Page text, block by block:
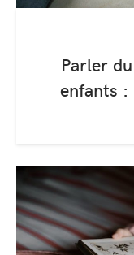
Parler
enfants